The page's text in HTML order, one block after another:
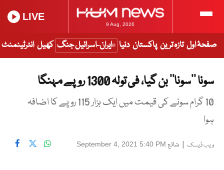
9 Aug, 2026
LIVE
صفحۂ اول تازہ ترین پاکستان دنیا ایران-اسرائیل جنگ کھیل انٹرٹینمنٹ
سونا ‘‘سونا‘‘ بن گیا، فی تولہ 1300 روپے مہنگا
10 گرام سونے کی قیمت میں ایک ہزار 115 روپے کا اضافہ
ہوا
ویب ڈیسک | شائع September 4, 2021 5:40 PM